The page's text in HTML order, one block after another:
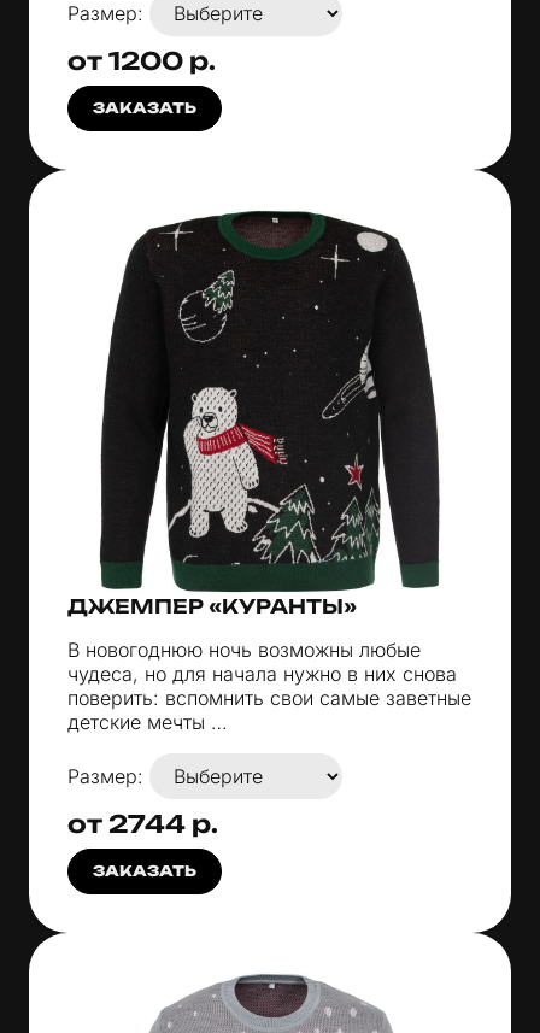
Размер:
от 1200 р.
ЗАКАЗАТЬ
ДЖЕМПЕР «КУРАНТЫ»
В новогоднюю ночь возможны любые
чудеса, но для начала нужно в них снова
поверить: вспомнить свои самые заветные
детские мечты …
Размер:
от 2744 р.
ЗАКАЗАТЬ